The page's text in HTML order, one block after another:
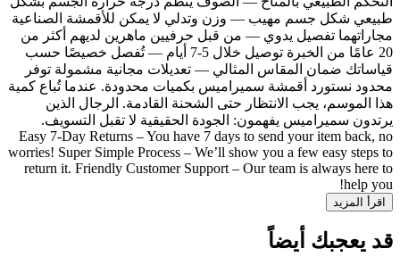
طبيعي شكل جسم مهيب — وزن وتدلي لا يمكن للأقمشة الصناعية
مجاراتهما تفصيل يدوي — من قبل حرفيين ماهرين لديهم أكثر من
20 عامًا من الخبرة توصيل خلال 5-7 أيام — تُفصل خصيصًا حسب
قياساتك ضمان المقاس المثالي — تعديلات مجانية مشمولة توفر
محدود نستورد أقمشة سميراميس بكميات محدودة. عندما تُباع كمية
هذا الموسم، يجب الانتظار حتى الشحنة القادمة. الرجال الذين
يرتدون سميراميس يفهمون: الجودة الحقيقية لا تقبل التسويف.
Easy 7-Day Returns – You have 7 days to send your item back, no
worries! Super Simple Process – We’ll show you a few easy steps to
return it. Friendly Customer Support – Our team is always here to
help you!
اقرأ المزيد
قد يعجبك أيضاً